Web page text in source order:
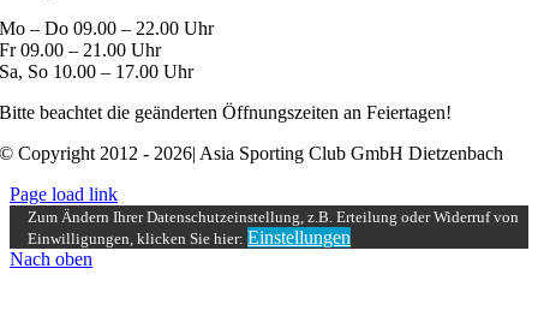
Mo – Do 09.00 – 22.00 Uhr
Fr 09.00 – 21.00 Uhr
Sa, So 10.00 – 17.00 Uhr
Bitte beachtet die geänderten Öffnungszeiten an Feiertagen!
© Copyright 2012 - 2026| Asia Sporting Club GmbH Dietzenbach
Page load link
Zum Ändern Ihrer Datenschutzeinstellung, z.B. Erteilung oder Widerruf von
Einwilligungen, klicken Sie hier: Einstellungen
Nach oben